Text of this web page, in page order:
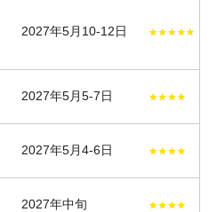
2027年5月10-12日
2027年5月5-7日
2027年5月4-6日
2027年中旬